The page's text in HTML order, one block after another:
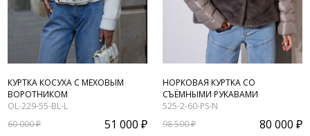
КУРТКА КОСУХА С МЕХОВЫМ
ВОРОТНИКОМ
OL-229-55-BL-L
60 000 ₽
51 000 ₽
НОРКОВАЯ КУРТКА СО
СЪЁМНЫМИ РУКАВАМИ
525-2-60-PS-N
98 500 ₽
80 000 ₽